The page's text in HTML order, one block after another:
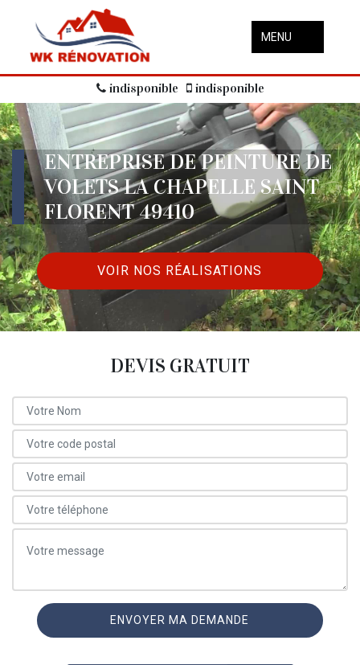
MENU
indisponible indisponible
ENTREPRISE DE PEINTURE DE
VOLETS LA CHAPELLE SAINT
FLORENT 49410
VOIR NOS RÉALISATIONS
DEVIS GRATUIT